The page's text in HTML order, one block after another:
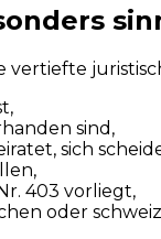
sind,
sich
403 vorliegt,
oder